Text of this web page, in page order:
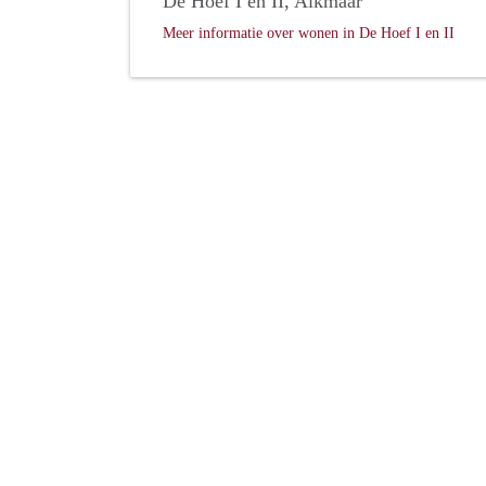
Meer informatie over wonen in De Hoef I en II